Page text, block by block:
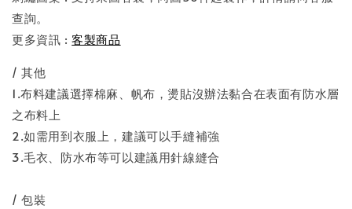
查詢。
更多資訊 :客製商品
/ 其他
1.布料建議選擇棉麻、帆布，燙貼沒辦法黏合在表面有防水層
之布料上
2.如需用到衣服上，建議可以手縫補強
3.毛衣、防水布等可以建議用針線縫合
/ 包裝